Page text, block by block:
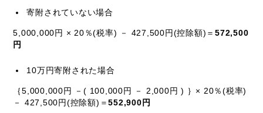
寄附されていない場合
5,000,000円 × 20％(税率) － 427,500円(控除額)＝572,500
円
10万円寄附された場合
｛5,000,000円 －( 100,000円 － 2,000円 ) ｝× 20％(税率)
－ 427,500円(控除額)＝552,900円